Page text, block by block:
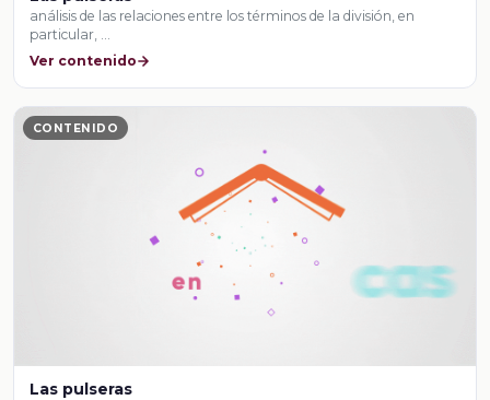
análisis de las relaciones entre los términos de la división, en
particular, …
Ver contenido
CONTENIDO
Las pulseras